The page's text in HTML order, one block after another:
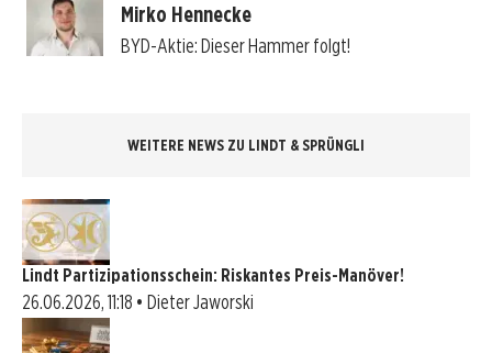
Mirko Hennecke
BYD-Aktie: Dieser Hammer folgt!
WEITERE NEWS ZU LINDT & SPRÜNGLI
Lindt Partizipationsschein: Riskantes Preis-Manöver!
26.06.2026, 11:18 • Dieter Jaworski